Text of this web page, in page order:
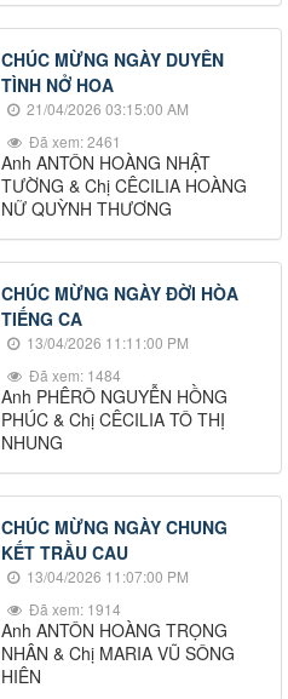
CHÚC MỪNG NGÀY DUYÊN
TÌNH NỞ HOA
21/04/2026 03:15:00 AM
Đã xem: 2461
Anh ANTÔN HOÀNG NHẬT
TƯỜNG & Chị CÊCILIA HOÀNG
NỮ QUỲNH THƯƠNG
CHÚC MỪNG NGÀY ĐỜI HÒA
TIẾNG CA
13/04/2026 11:11:00 PM
Đã xem: 1484
Anh PHÊRÔ NGUYỄN HỒNG
PHÚC & Chị CÊCILIA TÔ THỊ
NHUNG
CHÚC MỪNG NGÀY CHUNG
KẾT TRẦU CAU
13/04/2026 11:07:00 PM
Đã xem: 1914
Anh ANTÔN HOÀNG TRỌNG
NHÂN & Chị MARIA VŨ SÔNG
HIÊN